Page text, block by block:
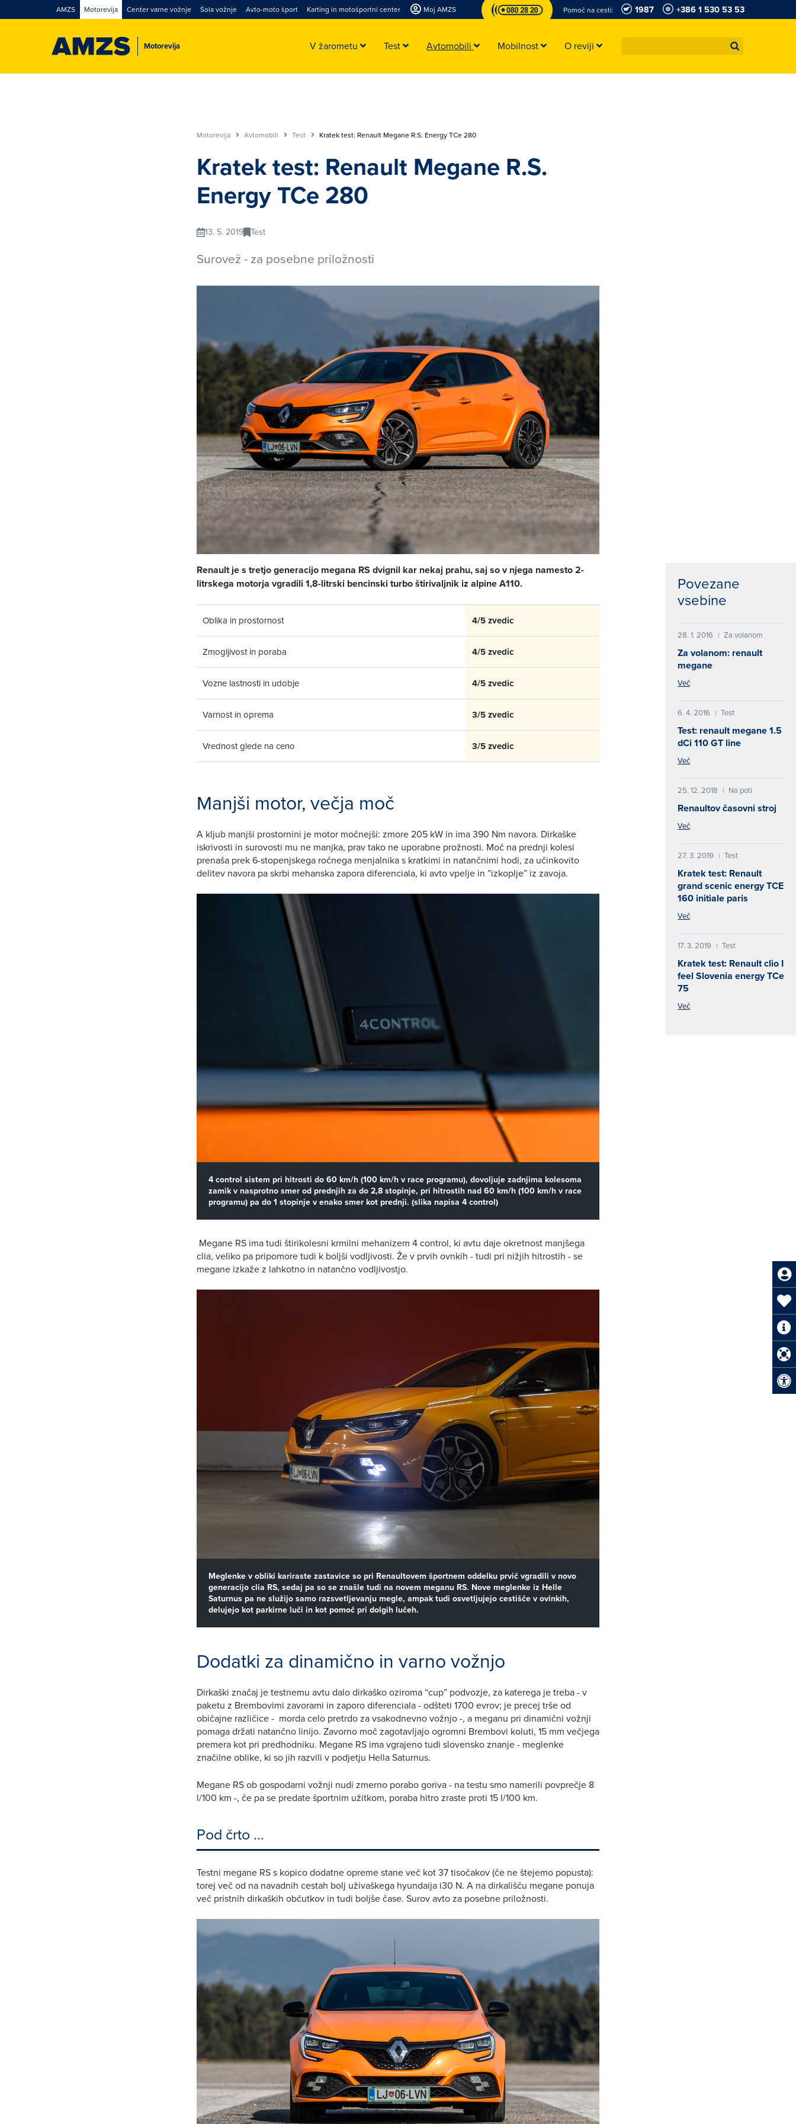
Motorevija
AMZS Motorevija Center varne vožnje Šola vožnje Avto-moto šport Karting in motošportni center Moj AMZS Pomoč na cesti: 1987 +386 1 530 53 53
V žarometu Test Avtomobili Mobilnost O reviji
Motorevija Avtomobili Test Kratek test: Renault Megane R.S. Energy TCe 280
Kratek test: Renault Megane R.S.
Energy TCe 280
13. 5. 2019 Test
Surovež - za posebne priložnosti
Renault je s tretjo generacijo megana RS dvignil kar nekaj prahu, saj so v njega namesto 2-
litrskega motorja vgradili 1,8-litrski bencinski turbo štirivaljnik iz alpine A110.
Oblika in prostornost 4/5 zvedic
Zmogljivost in poraba 4/5 zvedic
Vozne lastnosti in udobje 4/5 zvedic
Varnost in oprema 3/5 zvedic
Vrednost glede na ceno 3/5 zvedic
Manjši motor, večja moč
A kljub manjši prostornini je motor močnejši: zmore 205 kW in ima 390 Nm navora. Dirkaške
iskrivosti in surovosti mu ne manjka, prav tako ne uporabne prožnosti. Moč na prednji kolesi
prenaša prek 6-stopenjskega ročnega menjalnika s kratkimi in natančnimi hodi, za učinkovito
delitev navora pa skrbi mehanska zapora diferenciala, ki avto vpelje in ”izkoplje” iz zavoja.
4 control sistem pri hitrosti do 60 km/h (100 km/h v race programu), dovoljuje zadnjima kolesoma
zamik v nasprotno smer od prednjih za do 2,8 stopinje, pri hitrostih nad 60 km/h (100 km/h v race
programu) pa do 1 stopinje v enako smer kot prednji. (slika napisa 4 control)
Megane RS ima tudi štirikolesni krmilni mehanizem 4 control, ki avtu daje okretnost manjšega
clia, veliko pa pripomore tudi k boljši vodljivosti. Že v prvih ovnkih - tudi pri nižjih hitrostih - se
megane izkaže z lahkotno in natančno vodljivostjo.
Meglenke v obliki kariraste zastavice so pri Renaultovem športnem oddelku prvič vgradili v novo
generacijo clia RS, sedaj pa so se znašle tudi na novem meganu RS. Nove meglenke iz Helle
Saturnus pa ne služijo samo razsvetljevanju megle, ampak tudi osvetljujejo cestišče v ovinkih,
delujejo kot parkirne luči in kot pomoč pri dolgih lučeh.
Dodatki za dinamično in varno vožnjo
Dirkaški značaj je testnemu avtu dalo dirkaško oziroma “cup” podvozje, za katerega je treba - v
paketu z Brembovimi zavorami in zaporo diferenciala - odšteti 1700 evrov; je precej trše od
običajne različice - morda celo pretrdo za vsakodnevno vožnjo -, a meganu pri dinamični vožnji
pomaga držati natančno linijo. Zavorno moč zagotavljajo ogromni Brembovi koluti, 15 mm večjega
premera kot pri predhodniku. Megane RS ima vgrajeno tudi slovensko znanje - meglenke
značilne oblike, ki so jih razvili v podjetju Hella Saturnus.
Megane RS ob gospodarni vožnji nudi zmerno porabo goriva - na testu smo namerili povprečje 8
l/100 km -, če pa se predate športnim užitkom, poraba hitro zraste proti 15 l/100 km.
Pod črto ...
Testni megane RS s kopico dodatne opreme stane več kot 37 tisočakov (če ne štejemo popusta):
torej več od na navadnih cestah bolj uživaškega hyundaija i30 N. A na dirkališču megane ponuja
več pristnih dirkaških občutkov in tudi boljše čase. Surov avto za posebne priložnosti.
Povezane
vsebine
28. 1. 2016 | Za volanom
Za volanom: renault
megane
Več
6. 4. 2016 | Test
Test: renault megane 1.5
dCi 110 GT line
Več
25. 12. 2018 | Na poti
Renaultov časovni stroj
Več
27. 3. 2019 | Test
Kratek test: Renault
grand scenic energy TCE
160 initiale paris
Več
17. 3. 2019 | Test
Kratek test: Renault clio I
feel Slovenia energy TCe
75
Več